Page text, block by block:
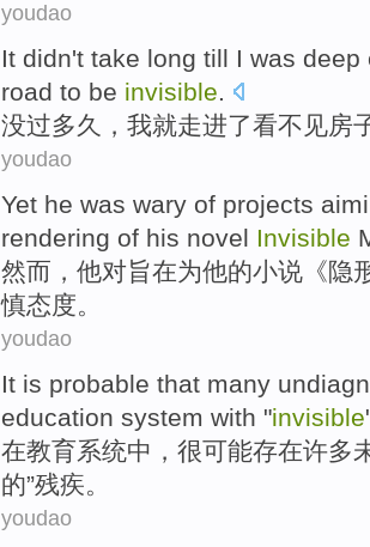
youdao
It didn't take long till I was deep
road to be invisible.
没过多久 ， 我就走进了看不见房
youdao
Yet he was wary of projects
rendering of his novel Invisible
然而 ， 他对旨在为他的小说《隐
慎态度。
youdao
It is probable that many
education system with "invisible
在教育系统中 ， 很可能存在许多
的”残疾。
youdao